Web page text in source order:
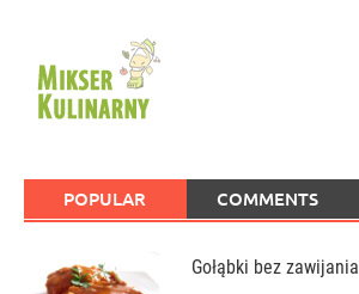
POPULAR COMMENTS
Gołąbki bez zawijania